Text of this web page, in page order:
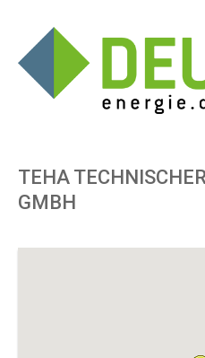
TEHA
GMBH